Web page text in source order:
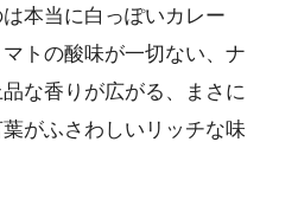
本当に白っぽいカレー
トの酸味が一切ない、ナ
な香りが広がる、まさに
葉がふさわしいリッチな味